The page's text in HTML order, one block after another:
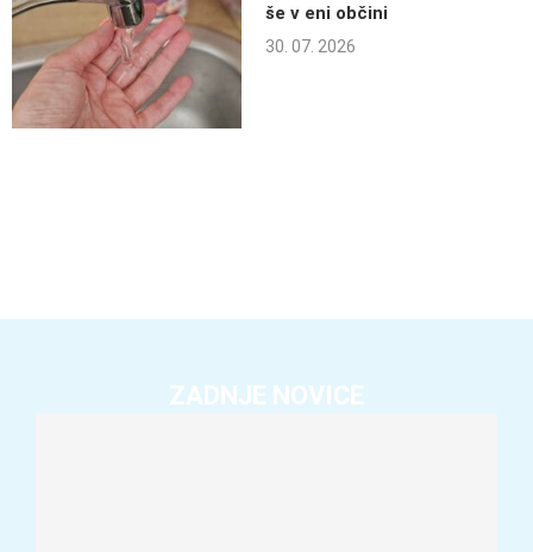
še v eni občini
30. 07. 2026
ZADNJE NOVICE